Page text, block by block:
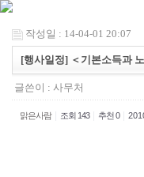
작성일 : 14-04-01 20:07
[행사일정] ＜기본소득과
글쓴이 : 사무처
맑은사람 조회 143 추천 0